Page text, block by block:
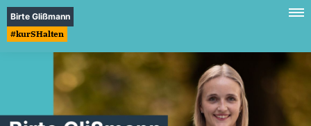
Birte Glißmann
#kurSHalten